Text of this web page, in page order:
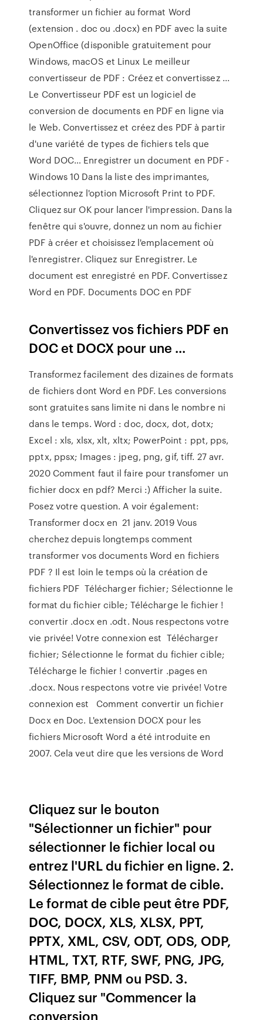
transformer un fichier au format Word
(extension . doc ou .docx) en PDF avec la suite
OpenOffice (disponible gratuitement pour
Windows, macOS et Linux Le meilleur
convertisseur de PDF : Créez et convertissez ...
Le Convertisseur PDF est un logiciel de
conversion de documents en PDF en ligne via
le Web. Convertissez et créez des PDF à partir
d'une variété de types de fichiers tels que
Word DOC… Enregistrer un document en PDF -
Windows 10 Dans la liste des imprimantes,
sélectionnez l'option Microsoft Print to PDF.
Cliquez sur OK pour lancer l'impression. Dans la
fenêtre qui s'ouvre, donnez un nom au fichier
PDF à créer et choisissez l'emplacement où
l'enregistrer. Cliquez sur Enregistrer. Le
document est enregistré en PDF. Convertissez
Word en PDF. Documents DOC en PDF
Convertissez vos fichiers PDF en
DOC et DOCX pour une ...
Transformez facilement des dizaines de formats
de fichiers dont Word en PDF. Les conversions
sont gratuites sans limite ni dans le nombre ni
dans le temps. Word : doc, docx, dot, dotx;
Excel : xls, xlsx, xlt, xltx; PowerPoint : ppt, pps,
pptx, ppsx; Images : jpeg, png, gif, tiff. 27 avr.
2020 Comment faut il faire pour transfomer un
fichier docx en pdf? Merci :) Afficher la suite.
Posez votre question. A voir également:
Transformer docx en 21 janv. 2019 Vous
cherchez depuis longtemps comment
transformer vos documents Word en fichiers
PDF ? Il est loin le temps où la création de
fichiers PDF Télécharger fichier; Sélectionne le
format du fichier cible; Télécharge le fichier !
convertir .docx en .odt. Nous respectons votre
vie privée! Votre connexion est Télécharger
fichier; Sélectionne le format du fichier cible;
Télécharge le fichier ! convertir .pages en
.docx. Nous respectons votre vie privée! Votre
connexion est Comment convertir un fichier
Docx en Doc. L'extension DOCX pour les
fichiers Microsoft Word a été introduite en
2007. Cela veut dire que les versions de Word
Cliquez sur le bouton
"Sélectionner un fichier" pour
sélectionner le fichier local ou
entrez l'URL du fichier en ligne. 2.
Sélectionnez le format de cible.
Le format de cible peut être PDF,
DOC, DOCX, XLS, XLSX, PPT,
PPTX, XML, CSV, ODT, ODS, ODP,
HTML, TXT, RTF, SWF, PNG, JPG,
TIFF, BMP, PNM ou PSD. 3.
Cliquez sur "Commencer la
conversion